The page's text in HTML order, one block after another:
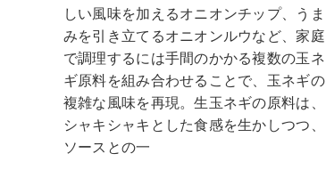
しい風味を加えるオニオンチップ、うま
みを引き立てるオニオンルウなど、家庭
で調理するには手間のかかる複数の玉ネ
ギ原料を組み合わせることで、玉ネギの
複雑な風味を再現。生玉ネギの原料は、
シャキシャキとした食感を生かしつつ、
ソースとの一